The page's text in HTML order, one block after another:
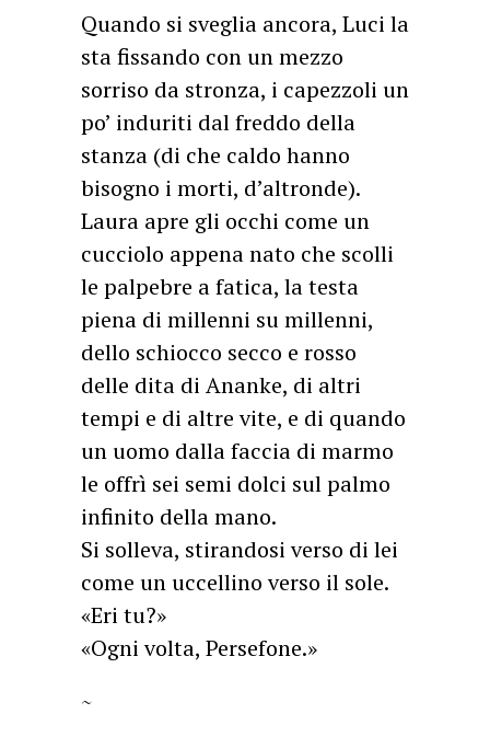
Quando si sveglia ancora, Luci la
sta fissando con un mezzo
sorriso da stronza, i capezzoli un
po’ induriti dal freddo della
stanza (di che caldo hanno
bisogno i morti, d’altronde).
Laura apre gli occhi come un
cucciolo appena nato che scolli
le palpebre a fatica, la testa
piena di millenni su millenni,
dello schiocco secco e rosso
delle dita di Ananke, di altri
tempi e di altre vite, e di quando
un uomo dalla faccia di marmo
le offrì sei semi dolci sul palmo
infinito della mano.
Si solleva, stirandosi verso di lei
come un uccellino verso il sole.
«Eri tu?»
«Ogni volta, Persefone.»
~